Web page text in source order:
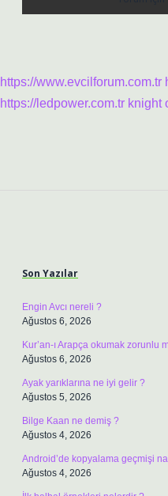
https://www.evcilforum.com.tr
https://ledpower.com.tr knight
Son Yazılar
Engin Avcı nereli ?
Ağustos 6, 2026
Kur’an-ı Arapça okumak zorunlu
Ağustos 6, 2026
Ayak yarıklarına ne iyi gelir ?
Ağustos 5, 2026
Bilge Kaan ne demiş ?
Ağustos 4, 2026
Android’de kopyalama geçmişi
Ağustos 4, 2026